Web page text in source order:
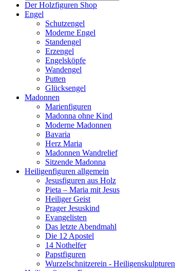
Der Holzfiguren Shop
Engel
Schutzengel
Moderne Engel
Standengel
Erzengel
Engelsköpfe
Wandengel
Putten
Glücksengel
Madonnen
Marienfiguren
Madonna ohne Kind
Moderne Madonnen
Bavaria
Herz Maria
Madonnen Wandrelief
Sitzende Madonna
Heiligenfiguren allgemein
Jesusfiguren aus Holz
Pieta – Maria mit Jesus
Heiliger Geist
Prager Jesuskind
Evangelisten
Das letzte Abendmahl
Die 12 Apostel
14 Nothelfer
Papstfiguren
Wurzelschnitzerein - Heiligenskulpturen